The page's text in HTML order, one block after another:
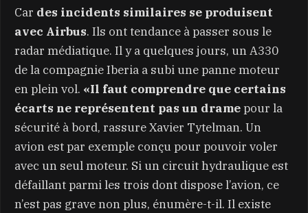
Car des incidents similaires se produisent
avec Airbus. Ils ont tendance à passer sous le
radar médiatique. Il y a quelques jours, un A330
de la compagnie Iberia a subi une panne moteur
en plein vol. «Il faut comprendre que certains
écarts ne représentent pas un dramepour la
sécurité à bord, rassure Xavier Tytelman. Un
avion est par exemple conçu pour pouvoir voler
avec un seul moteur. Si un circuit hydraulique est
défaillant parmi les trois dont dispose l’avion, ce
n’est pas grave non plus, énumère-t-il. Il existe